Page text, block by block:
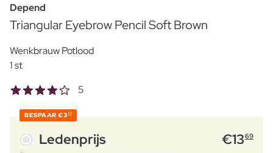
Depend
Triangular Eyebrow Pencil Soft Brown
Wenkbrauw Potlood
1 st
5
BESPAAR €330
Ledenprijs €1369